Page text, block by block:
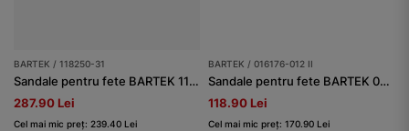
BARTEK / 118250-31
Sandale pentru fete BARTEK 118250-31, violet-roz
287.90 Lei
Cel mai mic preț: 239.40 Lei
BARTEK / 016176-012 II
Sandale pentru fete BARTEK 016176-012 II, roz-violet
118.90 Lei
Cel mai mic preț: 170.90 Lei